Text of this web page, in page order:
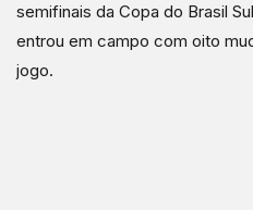
semifinais da Copa do Brasil
entrou em campo com oito
jogo.